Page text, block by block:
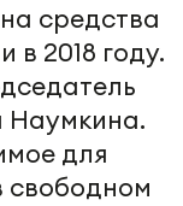
средства
в 2018 году.
Наумкина.
для
свободном